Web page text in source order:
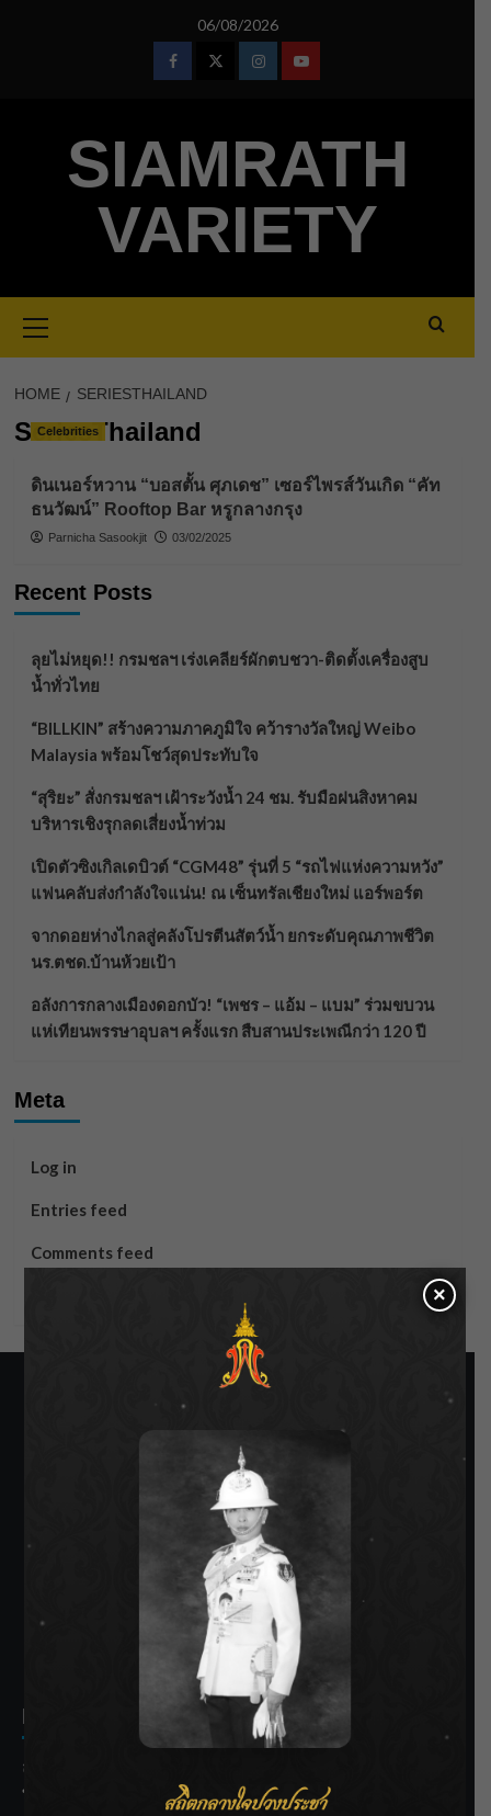
06/08/2026
FacebookTwitterInstagramYoutube
SIAMRATH
VARIETY
Menu
HOME SERIESTHAILAND
SeriesThailand
Celebrities
ดินเนอร์หวาน “บอสตั้น ศุภเดช” เซอร์ไพรส์วันเกิด “คัท
ธนวัฒน์” Rooftop Bar หรูกลางกรุง
Parnicha Sasookjit 03/02/2025
Recent Posts
ลุยไม่หยุด!! กรมชลฯ เร่งเคลียร์ผักตบชวา-ติดตั้งเครื่องสูบ
น้ำทั่วไทย
“BILLKIN” สร้างความภาคภูมิใจ คว้ารางวัลใหญ่ Weibo
Malaysia พร้อมโชว์สุดประทับใจ
“สุริยะ” สั่งกรมชลฯ เฝ้าระวังน้ำ 24 ชม. รับมือฝนสิงหาคม
บริหารเชิงรุกลดเสี่ยงน้ำท่วม
เปิดตัวซิงเกิลเดบิวต์ “CGM48” รุ่นที่ 5 “รถไฟแห่งความหวัง”
แฟนคลับส่งกำลังใจแน่น! ณ เซ็นทรัลเชียงใหม่ แอร์พอร์ต
จากดอยห่างไกลสู่คลังโปรตีนสัตว์น้ำ ยกระดับคุณภาพชีวิต
นร.ตชด.บ้านห้วยเป้า
อลังการกลางเมืองดอกบัว! “เพชร – แอ้ม – แบม” ร่วมขบวน
แห่เทียนพรรษาอุบลฯ ครั้งแรก สืบสานประเพณีกว่า 120 ปี
Meta
Log in
Entries feed
Comments feed
SIAMRATH VARIETY
THE BEST ENTERTAINMENT
Recent Posts
ลุยไม่หยุด!! กรมชลฯ เร่งเคลียร์ผักตบชวา-ติดตั้งเครื่องสูบน้ำ
ทั่วไทย
×